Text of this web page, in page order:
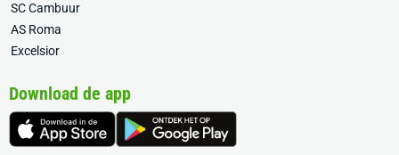
SC Cambuur
AS Roma
Excelsior
Download de app